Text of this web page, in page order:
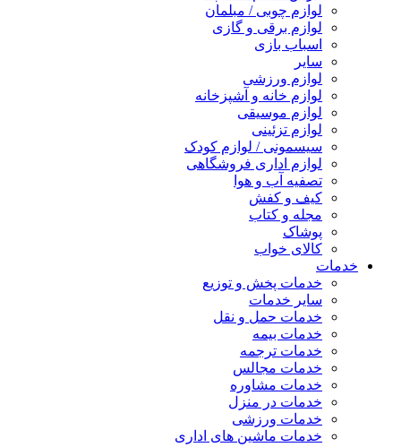
لوازم چوبی / مبلمان
لوازم برقی و گازی
اسباب بازی
سایر
لوازم ورزشی
لوازم خانه و آشپزخانه
لوازم موسیقی
لوازم تزئینی
سیسمونی / لوازم کودک
لوازم اداری فروشگاهی
تصفیه آب و هوا
کیف و کفش
مجله و کتاب
پوشاک
کالای خواب
خدمات
خدمات پخش و توزیع
سایر خدمات
خدمات حمل و نقل
خدمات بیمه
خدمات ترجمه
خدمات مجالس
خدمات مشاوره
خدمات در منزل
خدمات ورزشی
خدمات ماشین های اداری